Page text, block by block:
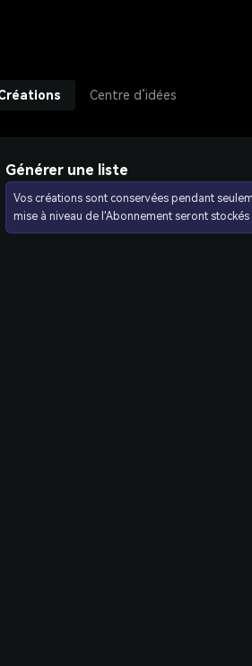
Centre d’idées
Générer une liste
Vos créations sont conservées pendant
mise à niveau de l'Abonnement seront